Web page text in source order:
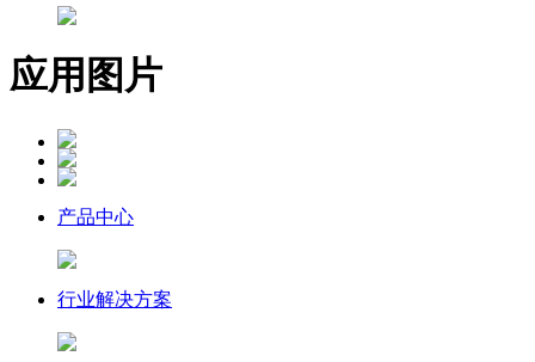
应用图片
产品中心
行业解决方案